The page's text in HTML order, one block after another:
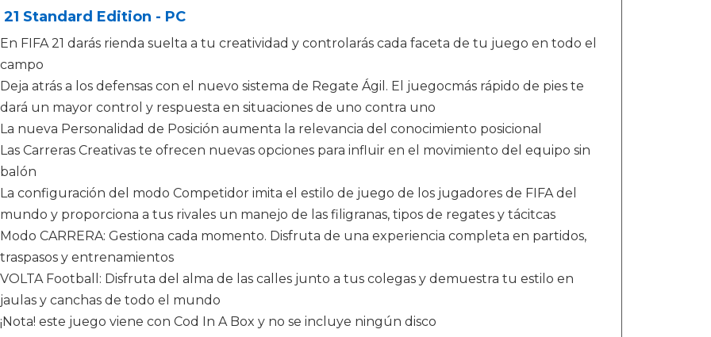
21 Standard Edition - PC
En FIFA 21 darás rienda suelta a tu creatividad y controlarás cada faceta de tu juego en todo el
campo
Deja atrás a los defensas con el nuevo sistema de Regate Ágil. El juegocmás rápido de pies te
dará un mayor control y respuesta en situaciones de uno contra uno
La nueva Personalidad de Posición aumenta la relevancia del conocimiento posicional
Las Carreras Creativas te ofrecen nuevas opciones para influir en el movimiento del equipo sin
balón
La configuración del modo Competidor imita el estilo de juego de los jugadores de FIFA del
mundo y proporciona a tus rivales un manejo de las filigranas, tipos de regates y tácitcas
Modo CARRERA: Gestiona cada momento. Disfruta de una experiencia completa en partidos,
traspasos y entrenamientos
VOLTA Football: Disfruta del alma de las calles junto a tus colegas y demuestra tu estilo en
jaulas y canchas de todo el mundo
¡Nota! este juego viene con Cod In A Box y no se incluye ningún disco